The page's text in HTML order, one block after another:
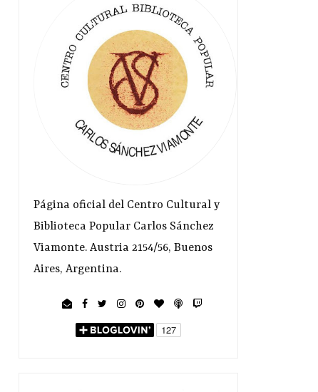
Página oficial del Centro Cultural y
Biblioteca Popular Carlos Sánchez
Viamonte. Austria 2154/56, Buenos
Aires, Argentina.